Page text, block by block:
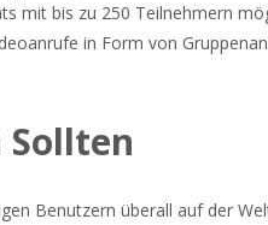
mit bis zu 250 Teilnehmern
in Form von
Sollten
Benutzern überall auf der